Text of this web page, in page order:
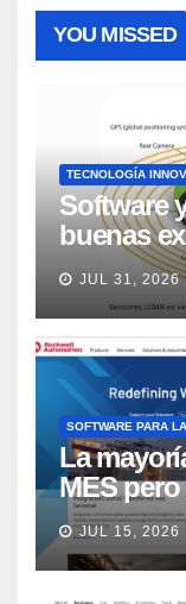
YOU MISSED
TECNOLOGÍA
Software
buenas
los
Market
JUL 31, 2026
SOFTWARE PARA
La
MES
JUL 15, 2026